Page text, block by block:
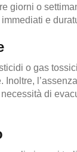
giorni o
e
o gas
di